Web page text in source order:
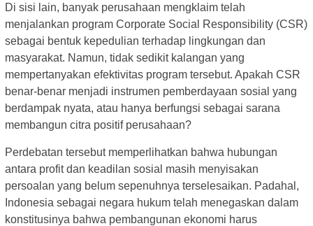
Di sisi lain, banyak perusahaan mengklaim telah
menjalankan program Corporate Social Responsibility (CSR)
sebagai bentuk kepedulian terhadap lingkungan dan
masyarakat. Namun, tidak sedikit kalangan yang
mempertanyakan efektivitas program tersebut. Apakah CSR
benar-benar menjadi instrumen pemberdayaan sosial yang
berdampak nyata, atau hanya berfungsi sebagai sarana
membangun citra positif perusahaan?
Perdebatan tersebut memperlihatkan bahwa hubungan
antara profit dan keadilan sosial masih menyisakan
persoalan yang belum sepenuhnya terselesaikan. Padahal,
Indonesia sebagai negara hukum telah menegaskan dalam
konstitusinya bahwa pembangunan ekonomi harus